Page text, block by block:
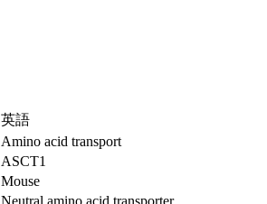
英語
Amino acid transport
ASCT1
Mouse
Neutral amino acid transporter